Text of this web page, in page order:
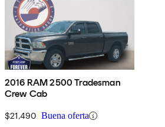
2016 RAM 2500 Tradesman
Crew Cab
$21,490 Buena oferta